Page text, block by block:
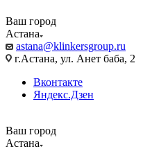
Ваш город
Астана
astana@klinkersgroup.ru
г.Астана, ул. Анет баба, 2
Вконтакте
Яндекс.Дзен
Ваш город
Астана